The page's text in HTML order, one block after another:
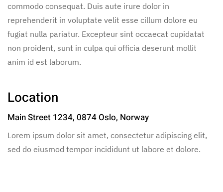
commodo consequat. Duis aute irure dolor in
reprehenderit in voluptate velit esse cillum dolore eu
fugiat nulla pariatur. Excepteur sint occaecat cupidatat
non proident, sunt in culpa qui officia deserunt mollit
anim id est laborum.
Location
Main Street 1234, 0874 Oslo, Norway
Lorem ipsum dolor sit amet, consectetur adipiscing elit,
sed do eiusmod tempor incididunt ut labore et dolore.